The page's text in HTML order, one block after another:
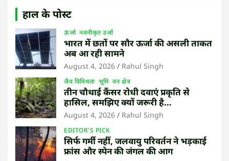
हाल के पोस्ट
ऊर्जा नवनीकृत उर्जा
भारत में छतों पर सौर ऊर्जा की असली ताकत
अब आ रही सामने
August 4, 2026 Rahul Singh
जैव विविधता भूमि वन क्षेत्र
तीन चौथाई कैंसर रोधी दवाएं प्रकृति से
हासिल, समझिए क्यों जरूरी है
उष्णकटिबंधीय जंगल बचाना
August 4, 2026 Rahul Singh
EDITOR'S PICK
सिर्फ गर्मी नहीं, जलवायु परिवर्तन ने भड़काई
फ्रांस और स्पेन की जंगल की आग